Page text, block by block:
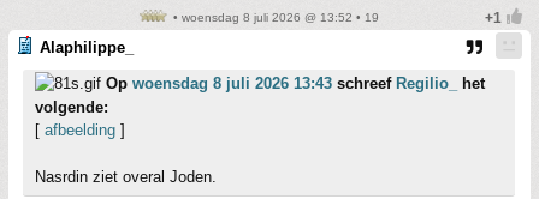
• woensdag 8 juli 2026 @ 13:52 • 19
Alaphilippe_
Op woensdag 8 juli 2026 13:43 schreef Regilio_
het
volgende:
[ afbeelding ]
Nasrdin ziet overal Joden.